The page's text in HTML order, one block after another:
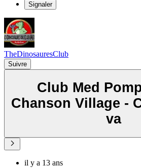
Signaler
TheDinosauresClub
Suivre
Club Med
Chanson Village -
va
il y a 13 ans